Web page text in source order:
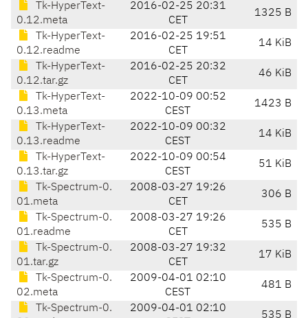
Tk-HyperText-
0.12.meta
2016-02-25 20:31
CET
1325 B
Tk-HyperText-
0.12.readme
2016-02-25 19:51
CET
14 KiB
Tk-HyperText-
0.12.tar.gz
2016-02-25 20:32
CET
46 KiB
Tk-HyperText-
0.13.meta
2022-10-09 00:52
CEST
1423 B
Tk-HyperText-
0.13.readme
2022-10-09 00:32
CEST
14 KiB
Tk-HyperText-
0.13.tar.gz
2022-10-09 00:54
CEST
51 KiB
Tk-Spectrum-0.
01.meta
2008-03-27 19:26
CET
306 B
Tk-Spectrum-0.
01.readme
2008-03-27 19:26
CET
535 B
Tk-Spectrum-0.
01.tar.gz
2008-03-27 19:32
CET
17 KiB
Tk-Spectrum-0.
02.meta
2009-04-01 02:10
CEST
481 B
Tk-Spectrum-0.
2009-04-01 02:10
535 B